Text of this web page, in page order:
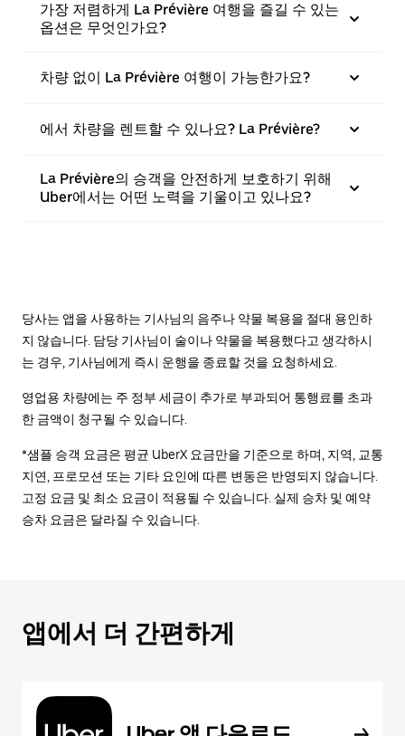
가장 저렴하게 La Prévière 여행을 즐길 수 있는
옵션은 무엇인가요?
차량 없이 La Prévière 여행이 가능한가요?
에서 차량을 렌트할 수 있나요? La Prévière?
La Prévière의 승객을 안전하게 보호하기 위해
Uber에서는 어떤 노력을 기울이고 있나요?
당사는 앱을 사용하는 기사님의 음주나 약물 복용을 절대 용인하
지 않습니다. 담당 기사님이 술이나 약물을 복용했다고 생각하시
는 경우, 기사님에게 즉시 운행을 종료할 것을 요청하세요.
영업용 차량에는 주 정부 세금이 추가로 부과되어 통행료를 초과
한 금액이 청구될 수 있습니다.
*샘플 승객 요금은 평균 UberX 요금만을 기준으로 하며, 지역, 교통
지연, 프로모션 또는 기타 요인에 따른 변동은 반영되지 않습니다.
고정 요금 및 최소 요금이 적용될 수 있습니다. 실제 승차 및 예약
승차 요금은 달라질 수 있습니다.
앱에서 더 간편하게